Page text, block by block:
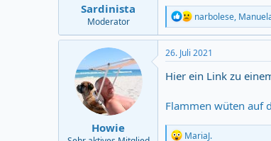
Sardinista
Moderator
R
e
a
c
t
i
o
s
narbolese,
Howie
26. Juli 2021
Hier ein Link zu
Flammen wüten auf
R
MariaJ.